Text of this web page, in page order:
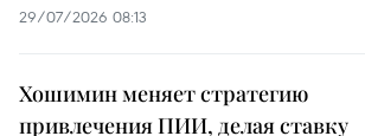
29/07/2026 08:13
Хошимин меняет стратегию
привлечения ПИИ, делая ставку